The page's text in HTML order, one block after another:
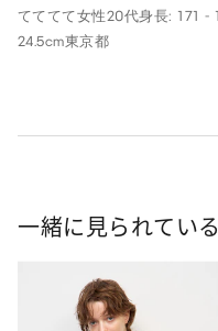
てててて女性20代身長: 171 -
24.5cm東京都
一緒に見られてい